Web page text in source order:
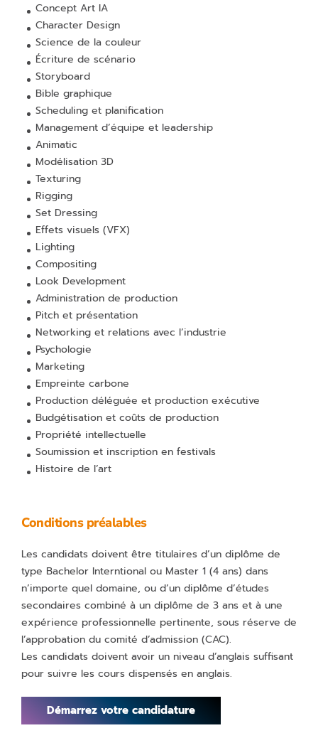
Concept Art IA
Character Design
Science de la couleur
Écriture de scénario
Storyboard
Bible graphique
Scheduling et planification
Management d’équipe et leadership
Animatic
Modélisation 3D
Texturing
Rigging
Set Dressing
Effets visuels (VFX)
Lighting
Compositing
Look Development
Administration de production
Pitch et présentation
Networking et relations avec l’industrie
Psychologie
Marketing
Empreinte carbone
Production déléguée et production exécutive
Budgétisation et coûts de production
Propriété intellectuelle
Soumission et inscription en festivals
Histoire de l’art
Conditions préalables
Les candidats doivent être titulaires d’un diplôme de
type Bachelor Interntional ou Master 1 (4 ans) dans
n’importe quel domaine, ou d’un diplôme d’études
secondaires combiné à un diplôme de 3 ans et à une
expérience professionnelle pertinente, sous réserve de
l’approbation du comité d’admission (CAC).
Les candidats doivent avoir un niveau d’anglais suffisant
pour suivre les cours dispensés en anglais.
Démarrez votre candidature